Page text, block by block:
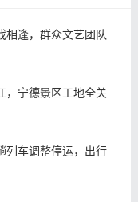
相逢，群众文艺团队
，宁德景区工地全关
列车调整停运，出行